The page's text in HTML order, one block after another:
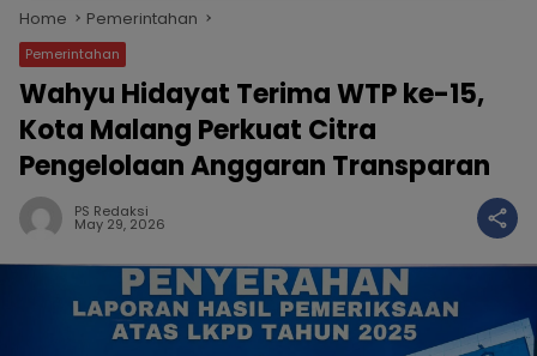
Home Pemerintahan
Pemerintahan
Wahyu Hidayat Terima WTP ke-15,
Kota Malang Perkuat Citra
Pengelolaan Anggaran Transparan
PS Redaksi
May 29, 2026